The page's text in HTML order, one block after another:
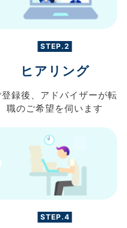
STEP.2
ヒアリング
録後、 アドバイザーが転
職のご希望を伺います
STEP.4